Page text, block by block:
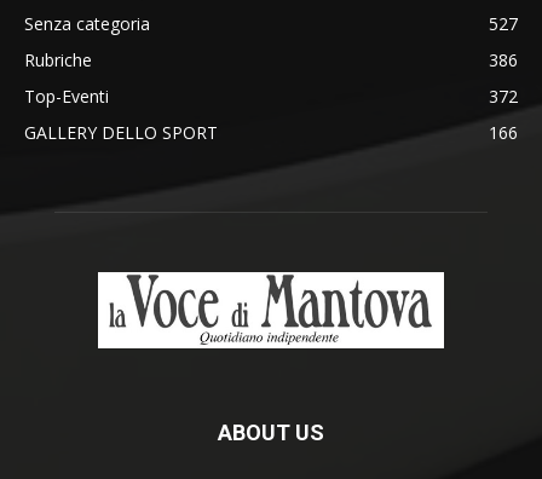
Senza categoria
527
Rubriche
386
Top-Eventi
372
GALLERY DELLO SPORT
166
ABOUT US